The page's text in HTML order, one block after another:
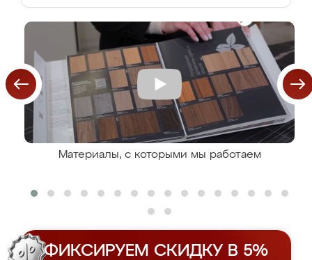
Материалы, с которыми мы работаем
ФИКСИРУЕМ СКИДКУ В 5%